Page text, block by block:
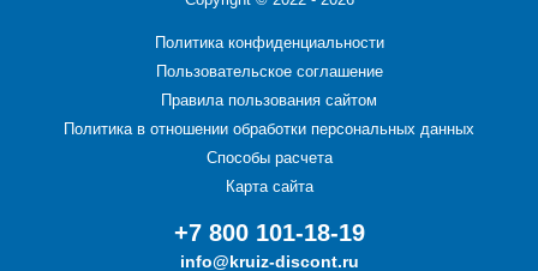
Политика конфиденциальности
Пользовательское соглашение
Правила пользования сайтом
Политика в отношении обработки персональных данных
Способы расчета
Карта сайта
+7 800 101-18-19
info@kruiz-discont.ru